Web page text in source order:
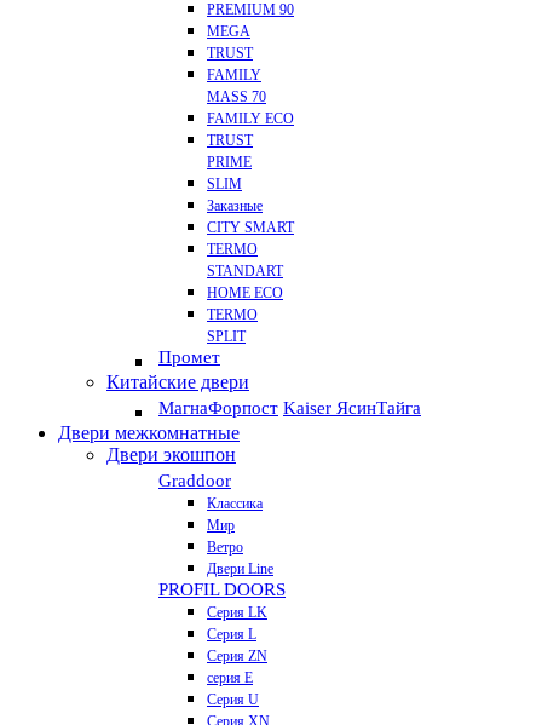
PREMIUM 90
MEGA
TRUST
FAMILY
MASS 70
FAMILY ECO
TRUST
PRIME
SLIM
Заказные
CITY SMART
TERMO
STANDART
HOME ECO
ТЕRМО
SPLIT
Промет
Китайские двери
МагнаФорпост Kaiser ЯсинТайга
Двери межкомнатные
Двери экошпон
Graddoor
Классика
Мир
Ветро
Двери Line
PROFIL DOORS
Серия LK
Серия L
Серия ZN
серия E
Серия U
Серия XN